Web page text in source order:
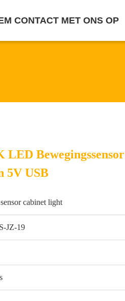
CONTACT MET ONS OP
LED Bewegingssensor
5V USB
cabinet light
JZ-19